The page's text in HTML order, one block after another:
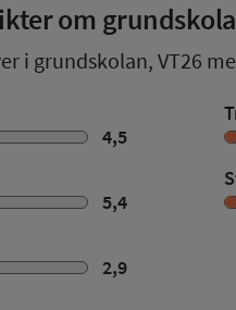
om
i grundskolan, VT26
4,5
5,4
2,9